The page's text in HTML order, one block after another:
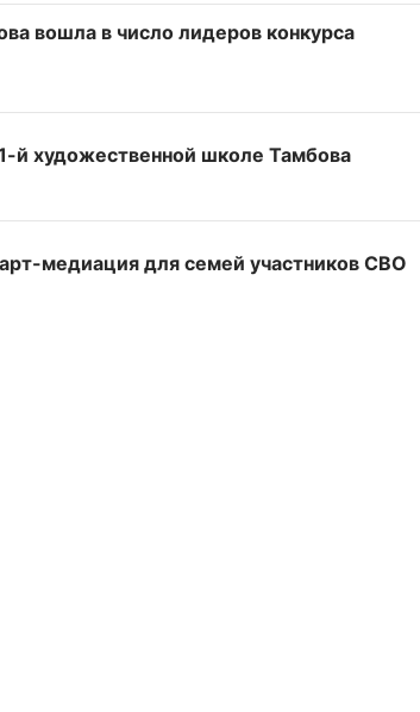
вошла в число лидеров конкурса
й художественной школе Тамбова
медиация для семей участников СВО